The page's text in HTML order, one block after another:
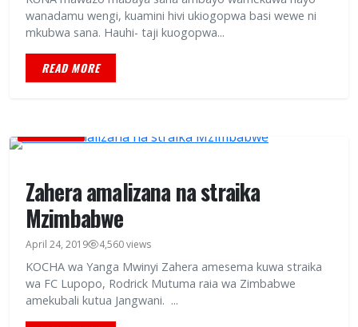
wanadamu wengi, kuamini hivi ukiogopwa basi wewe ni
mkubwa sana. Hauhi- taji kuogopwa...
READ MORE
Zahera amalizana na straika
Mzimbabwe
April 24, 2019 4,560 views
KOCHA wa Yanga Mwinyi Zahera amesema kuwa straika
wa FC Lupopo, Rodrick Mutuma raia wa Zimbabwe
amekubali kutua Jangwani. ...